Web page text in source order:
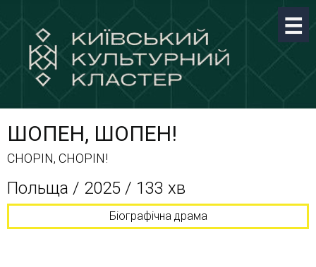
ШОПЕН, ШОПЕН!
CHOPIN, CHOPIN!
Польща / 2025 / 133 хв
Біографічна драма